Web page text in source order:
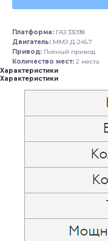
Платформа: ГАЗ 33098
Двигатель: ММЗ Д-245.7
Привод: Полный привод
Количество мест: 2 места
Характеристики
Характеристики